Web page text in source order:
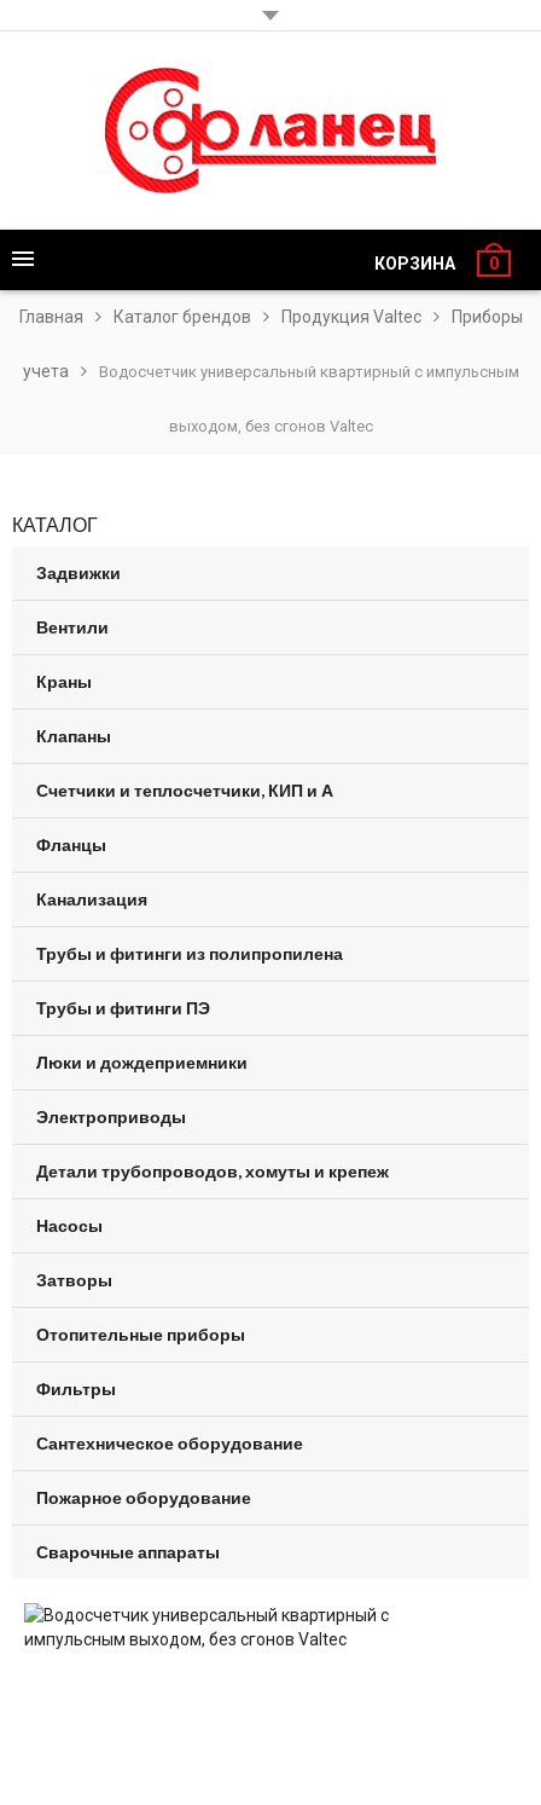
КОРЗИНА 0
Главная Каталог брендов Продукция Valtec Приборы
учета Водосчетчик универсальный квартирный с импульсным
выходом, без сгонов Valtec
КАТАЛОГ
Задвижки
Вентили
Краны
Клапаны
Счетчики и теплосчетчики, КИП и А
Фланцы
Канализация
Трубы и фитинги из полипропилена
Трубы и фитинги ПЭ
Люки и дождеприемники
Электроприводы
Детали трубопроводов, хомуты и крепеж
Насосы
Затворы
Отопительные приборы
Фильтры
Сантехническое оборудование
Пожарное оборудование
Сварочные аппараты